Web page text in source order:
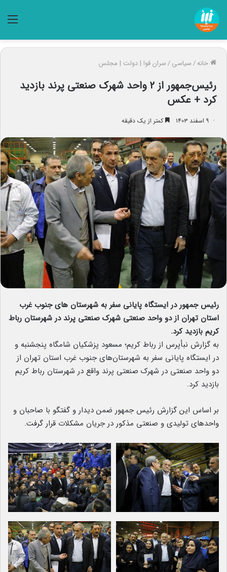
خانه/سیاسی/سران قوا | دولت | مجلس
رئیس‌جمهور از ۲ واحد شهرک صنعتی پرند بازدید
کرد + عکس
۹ اسفند ۱۴۰۳ کمتر از یک دقیقه
رئیس جمهور در ایستگاه پایانی سفر به شهرستان های جنوب غرب
استان تهران از دو واحد صنعتی شهرک صنعتی پرند در شهرستان رباط
کریم بازدید کرد.
به گزارش نبأپرس از رباط کریم؛ مسعود پزشکیان شامگاه پنجشنبه و
در ایستگاه پایانی سفر به شهرستان‌های جنوب غرب استان تهران از
دو واحد صنعتی در شهرک صنعتی پرند واقع در شهرستان رباط کریم
بازدید کرد.
بر اساس این گزارش رئیس جمهور ضمن دیدار و گفتگو با صاحبان و
واحدهای تولیدی و صنعتی مذکور در جریان مشکلات قرار گرفت.